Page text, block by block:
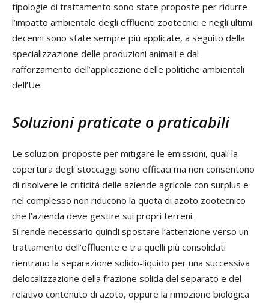
tipologie di trattamento sono state proposte per ridurre
l’impatto ambientale degli effluenti zootecnici e negli ultimi
decenni sono state sempre più applicate, a seguito della
specializzazione delle produzioni animali e dal
rafforzamento dell’applicazione delle politiche ambientali
dell’Ue.
Soluzioni praticate o praticabili
Le soluzioni proposte per mitigare le emissioni, quali la
copertura degli stoccaggi sono efficaci ma non consentono
di risolvere le criticità delle aziende agricole con surplus e
nel complesso non riducono la quota di azoto zootecnico
che l’azienda deve gestire sui propri terreni.
Si rende necessario quindi spostare l’attenzione verso un
trattamento dell’effluente e tra quelli più consolidati
rientrano la separazione solido-liquido per una successiva
delocalizzazione della frazione solida del separato e del
relativo contenuto di azoto, oppure la rimozione biologica